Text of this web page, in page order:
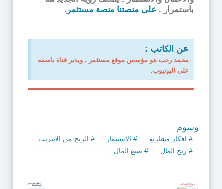
باستمرار . على منصتنا منصة مستثمر.
عن الكاتب :
محمد رجب هو مؤسس موقع مستثمر , ويدير قناة باسمه
على اليوتيوب.
×
وسوم
#افكار مشاريع #الاستثمار # الربح من الانترنت
#ربح المال #صنع المال